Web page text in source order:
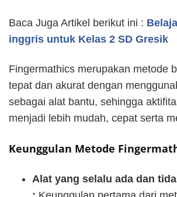
Baca Juga Artikel berikut ini :
inggris untuk Kelas 2 SD Gresik
Fingermathics merupakan metode
tepat dan akurat dengan
sebagai alat bantu, sehingga
menjadi lebih mudah, cepat serta
Keunggulan Metode
Alat yang selalu ada dan